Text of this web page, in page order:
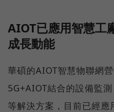
AIOT已應用智慧工
成長動能
華碩的AIOT智慧物聯網
5G+AIOT結合的設備監
等解決方案，目前已經應